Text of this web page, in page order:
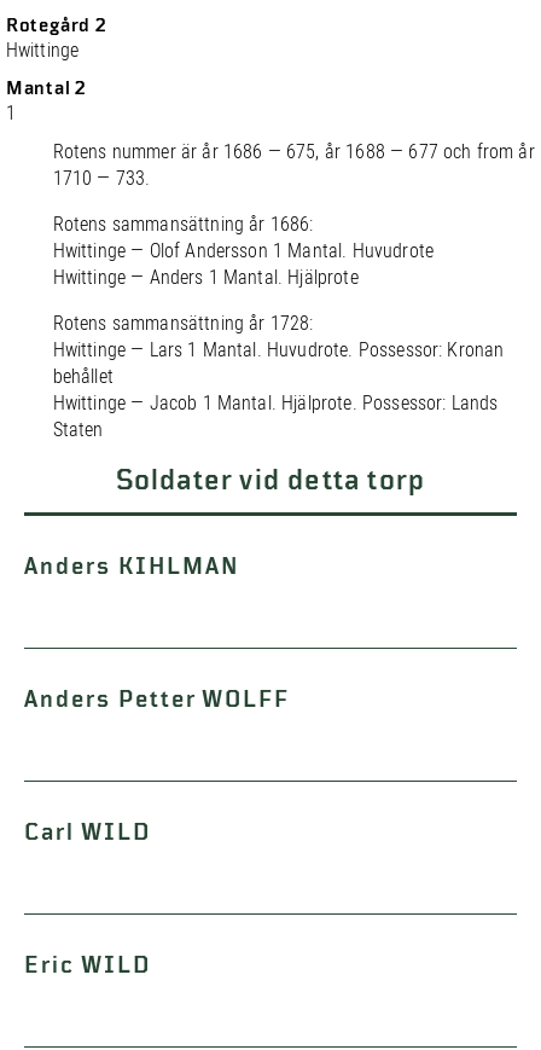
Rotegård 2
Hwittinge
Mantal 2
1
Rotens nummer är år 1686 — 675, år 1688 — 677 och from år
1710 — 733.
Rotens sammansättning år 1686:
Hwittinge — Olof Andersson 1 Mantal. Huvudrote
Hwittinge — Anders 1 Mantal. Hjälprote
Rotens sammansättning år 1728:
Hwittinge — Lars 1 Mantal. Huvudrote. Possessor: Kronan
behållet
Hwittinge — Jacob 1 Mantal. Hjälprote. Possessor: Lands
Staten
Soldater vid detta torp
Anders KIHLMAN
Anders Petter WOLFF
Carl WILD
Eric WILD